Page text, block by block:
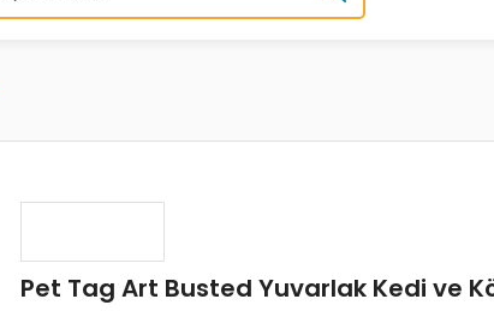
Pet Tag Art Busted Yuvarlak Kedi ve